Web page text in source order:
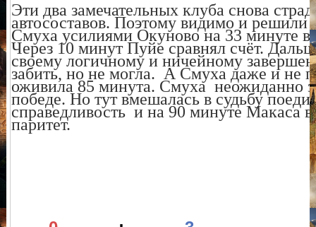
Эти два замечательных клуба снова
автосоставов. Поэтому видимо и решили
Смуха усилиями Окуново на 33 минуте
Через 10 минут Пуйе сравнял счёт.
своему логичному и ничейному
забить, но не могла. А Смуха даже и не
оживила 85 минута. Смуха неожиданно
победе. Но тут вмешалась в судьбу
справедливость и на 90 минуте Макаса
паритет.